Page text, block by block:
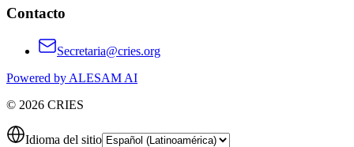
Contacto
Secretaria@cries.org
Powered by ALESAM AI
© 2026 CRIES
Idioma del sitio